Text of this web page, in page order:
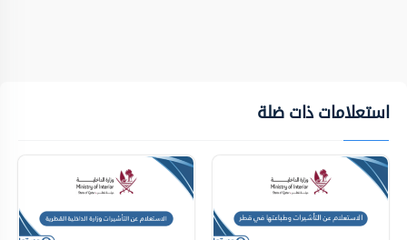
استعلامات ذات ضلة